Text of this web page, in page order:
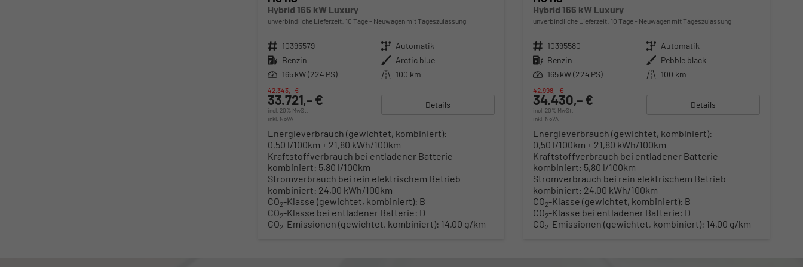
Hybrid 165 kW Luxury
unverbindliche Lieferzeit: 10 Tage Neuwagen mit Tageszulassung
Fahrzeugnr. 10395579 Getriebe Automatik
Kraftstoff Benzin Außenfarbe Arctic blue
Leistung 165 kW (224 PS) Kilometerstand 100 km
33.721,– €
incl. 20% MwSt.
inkl. NoVA
42.343,– €
Details
Energieverbrauch (gewichtet, kombiniert):
0,50 l/100km + 21,80 kWh/100km
Kraftstoffverbrauch bei entladener Batterie
kombiniert: 5,80 l/100km
Stromverbrauch bei rein elektrischem Betrieb
kombiniert: 24,00 kWh/100km
CO2-Klasse (gewichtet, kombiniert): B
CO2-Klasse bei entladener Batterie: D
CO2-Emissionen (gewichtet, kombiniert): 14,00 g/km
Hybrid 165 kW Luxury
unverbindliche Lieferzeit: 10 Tage Neuwagen mit Tageszulassung
Fahrzeugnr. 10395580 Getriebe Automatik
Kraftstoff Benzin Außenfarbe Pebble black
Leistung 165 kW (224 PS) Kilometerstand 100 km
34.430,– €
incl. 20% MwSt.
inkl. NoVA
42.998,– €
Details
Energieverbrauch (gewichtet, kombiniert):
0,50 l/100km + 21,80 kWh/100km
Kraftstoffverbrauch bei entladener Batterie
kombiniert: 5,80 l/100km
Stromverbrauch bei rein elektrischem Betrieb
kombiniert: 24,00 kWh/100km
CO2-Klasse (gewichtet, kombiniert): B
CO2-Klasse bei entladener Batterie: D
CO2-Emissionen (gewichtet, kombiniert): 14,00 g/km